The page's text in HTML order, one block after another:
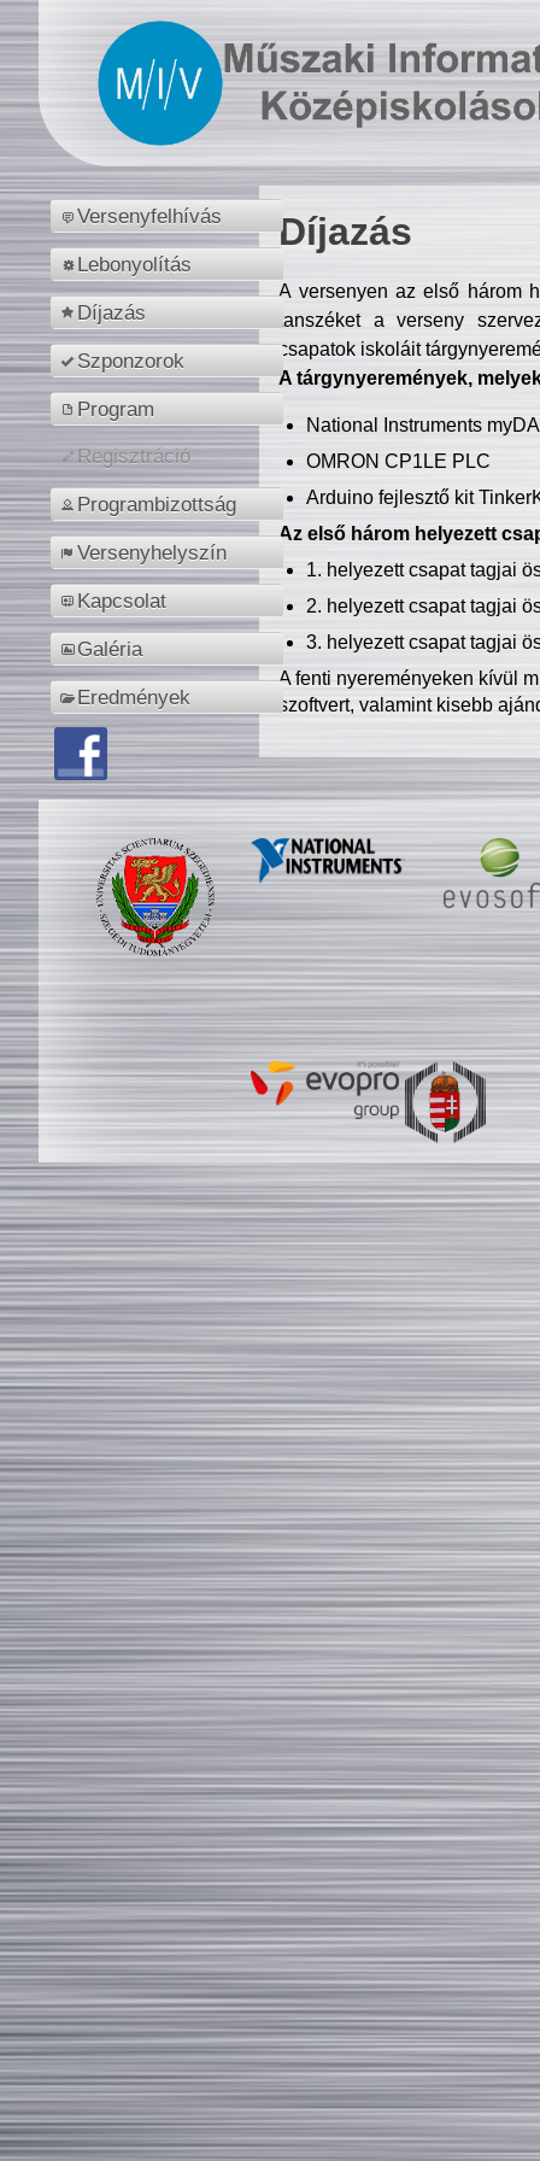
Versenyfelhívás
Lebonyolítás
Díjazás
Szponzorok
Program
Regisztráció
Programbizottság
Versenyhelyszín
Kapcsolat
Galéria
Eredmények
Díjazás
A versenyen az első három
tanszéket a verseny
csapatok iskoláit
A tárgynyeremények,
National Instruments
OMRON CP1LE PLC
Arduino fejlesztő kit
Az első három helyezett
1. helyezett csapat tagjai
2. helyezett csapat tagjai
3. helyezett csapat tagjai
A fenti nyereményeken kívül
szoftvert, valamint kisebb